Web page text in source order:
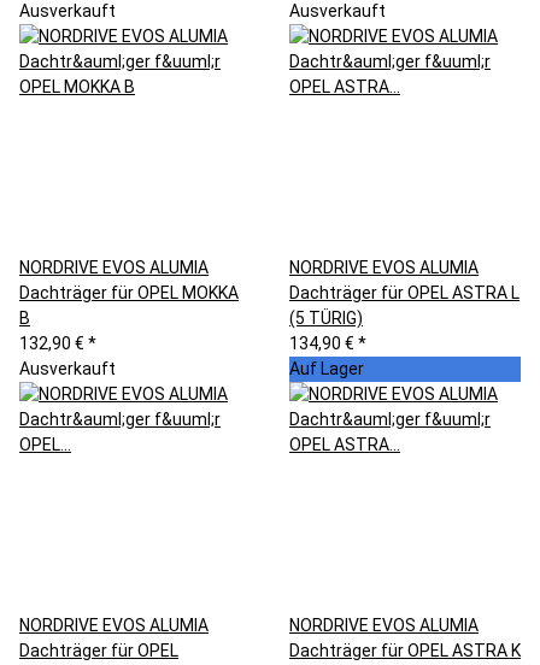
Ausverkauft
NORDRIVE EVOS ALUMIA
Dachträger für OPEL MOKKA
B
132,90 € *
Ausverkauft
NORDRIVE EVOS ALUMIA
Dachträger für OPEL ASTRA L
(5 TÜRIG)
134,90 € *
Ausverkauft
NORDRIVE EVOS ALUMIA
Dachträger für OPEL
Auf Lager
NORDRIVE EVOS ALUMIA
Dachträger für OPEL ASTRA K